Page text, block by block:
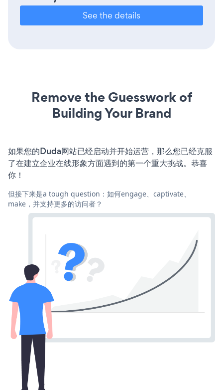
See the details
Remove the Guesswork of
Building Your Brand
如果您的Duda网站已经启动并开始运营，那么您已经克服
了在建立企业在线形象方面遇到的第一个重大挑战。恭喜
你！
但接下来是a tough question：如何engage、captivate、
make，并支持更多的访问者？